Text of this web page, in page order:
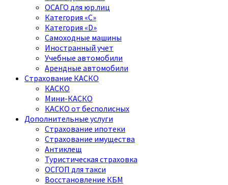
ОСАГО для юр.лиц
Категория «C»
Категория «D»
Самоходные машины
Иностранный учет
Учебные автомобили
Арендные автомобили
Страхование КАСКО
КАСКО
Мини-КАСКО
КАСКО от бесполисных
Дополнительные услуги
Страхование ипотеки
Страхование имущества
Антиклещ
Туристическая страховка
ОСГОП для такси
Восстановление КБМ